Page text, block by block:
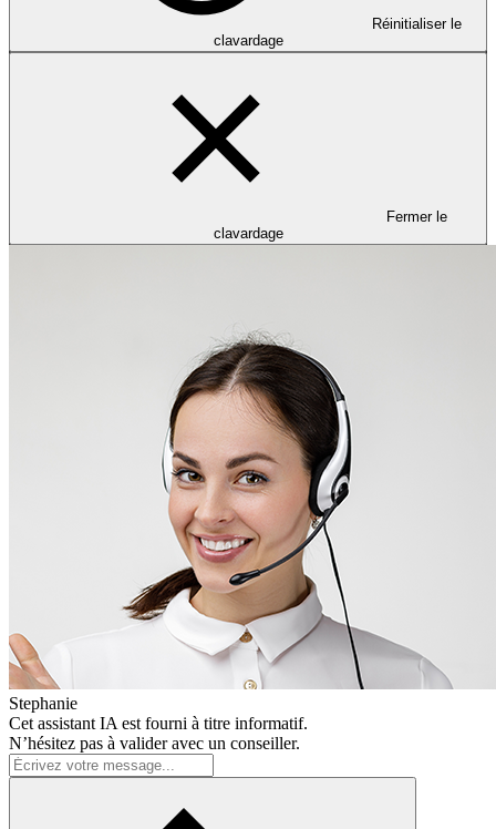
Réinitialiser le
clavardage
Fermer le
clavardage
Stephanie
Cet assistant IA est fourni à titre informatif.
N’hésitez pas à valider avec un conseiller.